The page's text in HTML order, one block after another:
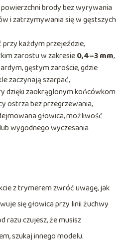
brody bez wyrywania
i zatrzymywania się w gęstszych
każdym przejeździe,
zarostu w zakresie0,4–3 mm,
gęstym zaroście, gdzie
zaczynają szarpać,
dzięki zaokrąglonym końcówkom
ostrza bez przegrzewania,
głowica, możliwość
wygodnego wyczesania
z trymerem zwróć uwagę, jak
się głowica przy linii żuchwy
razu czujesz, że musisz
szukaj innego modelu.